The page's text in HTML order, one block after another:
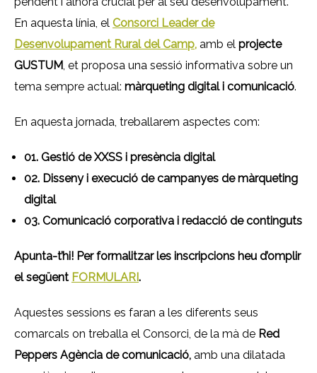
En aquesta línia, el Consorci Leader de
Desenvolupament Rural del Camp, amb el projecte
GUSTUM, et proposa una sessió informativa sobre un
tema sempre actual: màrqueting digital i comunicació.
En aquesta jornada, treballarem aspectes com:
01. Gestió de XXSS i presència digital
02. Disseny i execució de campanyes de màrqueting
digital
03. Comunicació corporativa i redacció de continguts
Apunta-t’hi! Per formalitzar les inscripcions heu d’omplir
el següent FORMULARI.
Aquestes sessions es faran a les diferents seus
comarcals on treballa el Consorci, de la mà de Red
Peppers Agència de comunicació, amb una dilatada